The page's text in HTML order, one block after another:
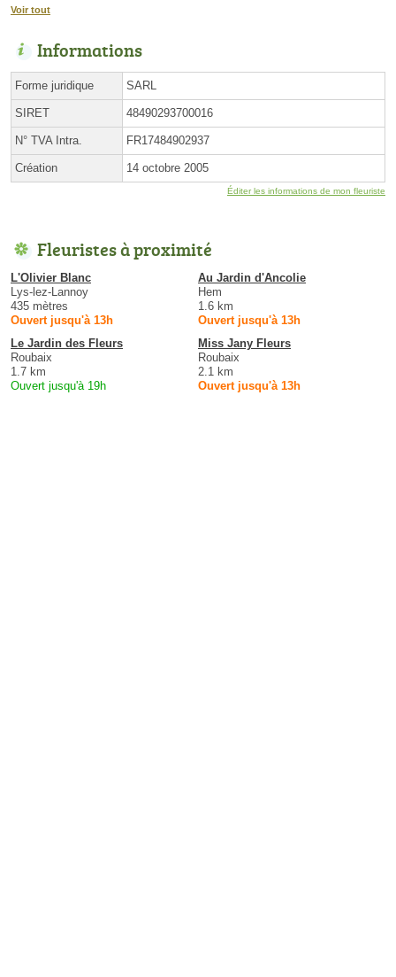
Voir tout
Informations
Forme juridique SARL
SIRET 48490293700016
N° TVA Intra. FR17484902937
Création 14 octobre 2005
Éditer les informations de mon fleuriste
Fleuristes à proximité
L'Olivier Blanc
Lys-lez-Lannoy
435 mètres
Ouvert jusqu'à 13h
Au Jardin d'Ancolie
Hem
1.6 km
Ouvert jusqu'à 13h
Le Jardin des Fleurs
Roubaix
1.7 km
Ouvert jusqu'à 19h
Miss Jany Fleurs
Roubaix
2.1 km
Ouvert jusqu'à 13h